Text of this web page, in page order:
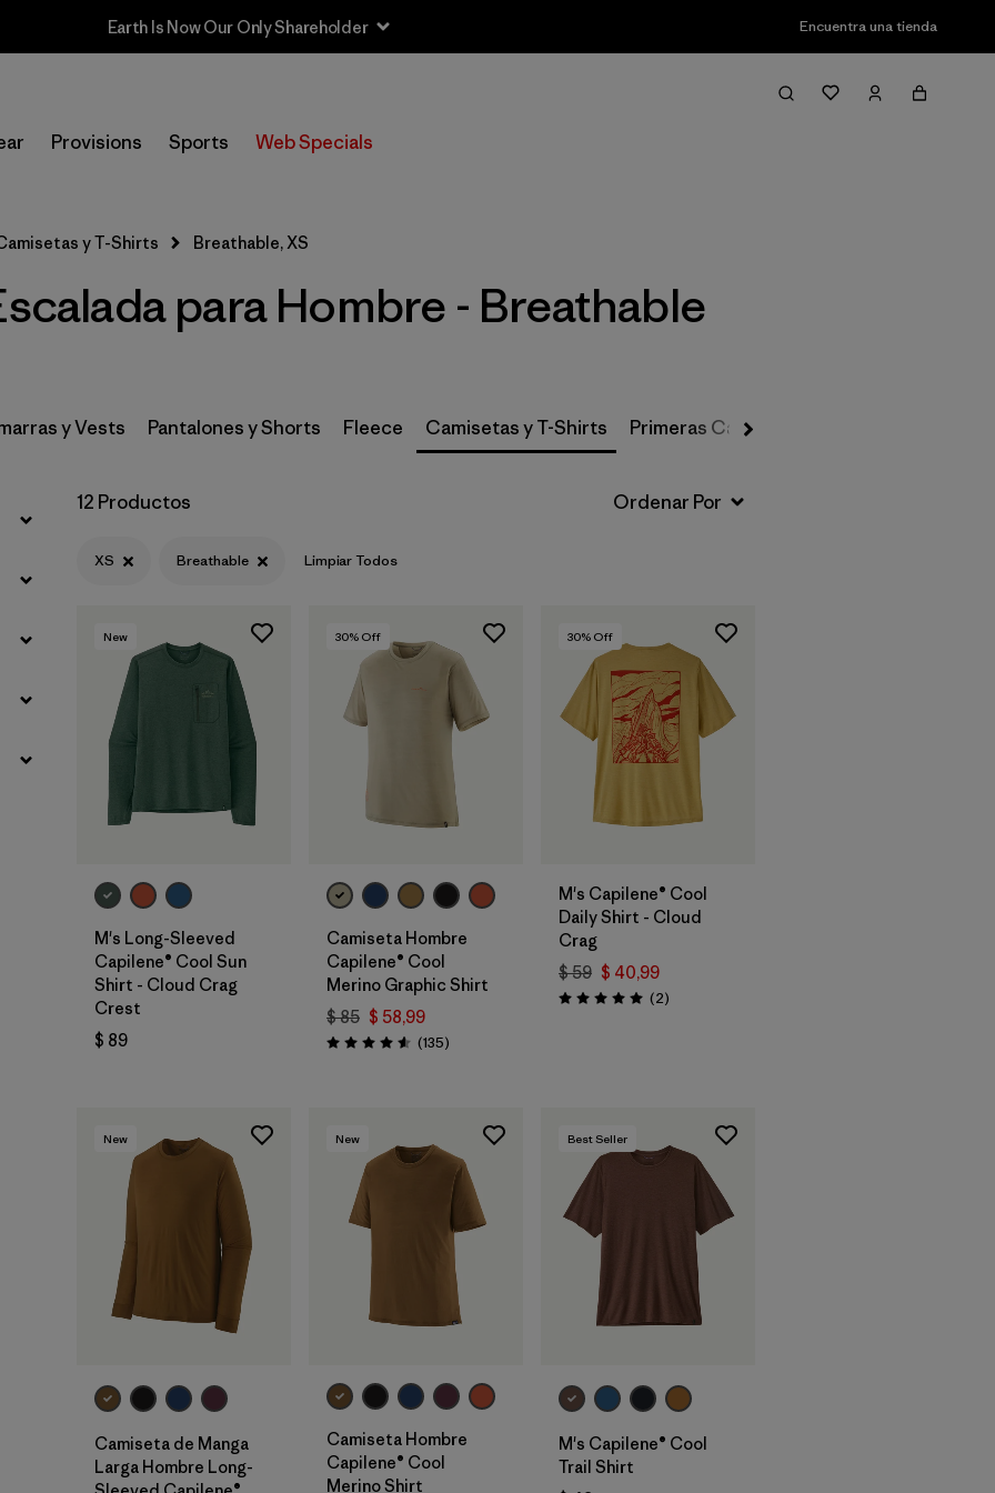
Encuentra una tienda
Provisions Sports Web Specials
Filter & Sort
Filtrar por
y T-Shirts Breathable, XS
para Hombre - Breathable
y Vests Pantalones y Shorts Fleece Camisetas y T-Shirts Primeras Capas, Calcetines y Ropa
12 Productos
XS Breathable Limpiar Todos
New
M's Long-Sleeved
Capilene® Cool Sun
Shirt - Cloud Crag
Crest
$ 89
30% Off
Camiseta Hombre
Capilene® Cool
Merino Graphic Shirt
$ 85 $ 58,99
Valoración: 4.6 / 5
(135Comentarios
)
30% Off
M's Capilene® Cool
Daily Shirt - Cloud
Crag
$ 59 $ 40,99
Valoración: 5.0 / 5
(2Comentarios
)
New
Camiseta de Manga
Larga Hombre Long-
New
Camiseta Hombre
Capilene® Cool
Merino Shirt
Best Seller
M's Capilene® Cool
Trail Shirt